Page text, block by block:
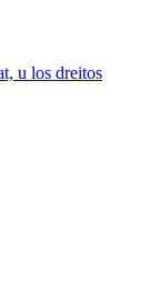
u los dreitos